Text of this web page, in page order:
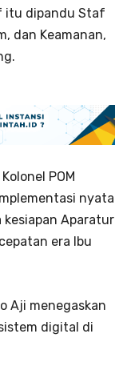
itu dipandu Staf
dan Keamanan,
POM
nyata
Aparatur
era Ibu
Aji menegaskan
digital di